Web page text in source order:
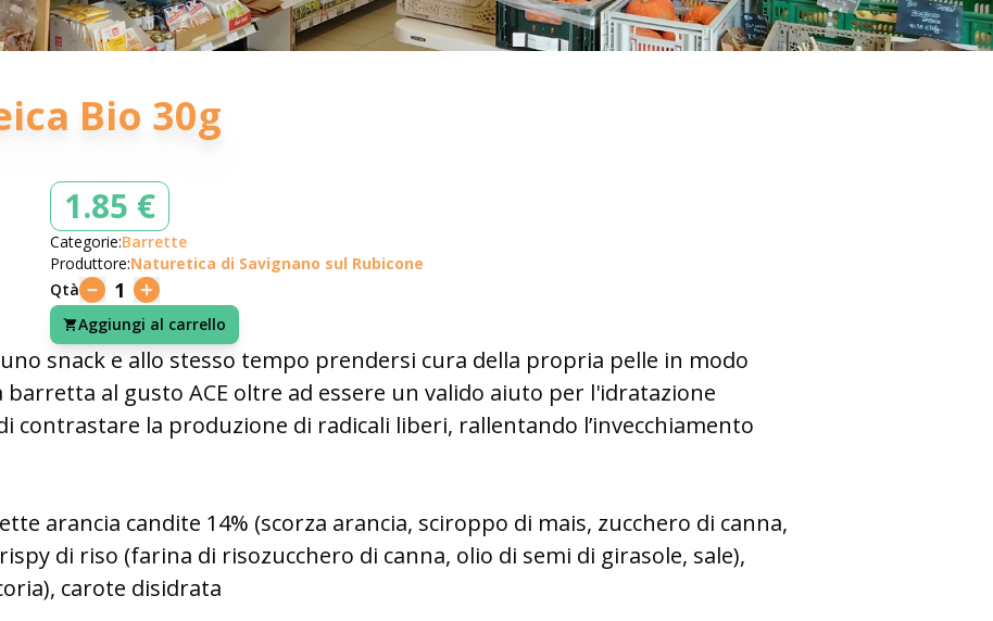
Bio 30g
1.85 €
Categorie:Barrette
Produttore:Naturetica di Savignano sul Rubicone
Qtà
1
Aggiungi al carrello
uno snack e allo stesso tempo prendersi cura della propria pelle in modo
al gusto ACE oltre ad essere un valido aiuto per l'idratazione
contrastare la produzione di radicali liberi, rallentando l’invecchiamento
arancia candite 14% (scorza arancia, sciroppo di mais, zucchero di canna,
di riso (farina di risozucchero di canna, olio di semi di girasole, sale),
carote disidrata